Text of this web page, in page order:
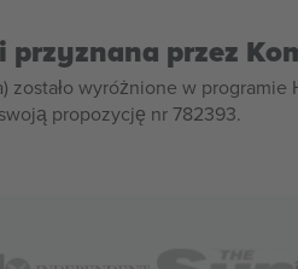
przyznana przez
zostało wyróżnione w
propozycję nr 782393.